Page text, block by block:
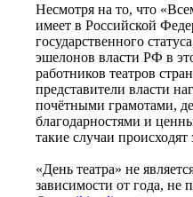
Несмотря на то, что
имеет в Российской
государственного
эшелонов власти РФ в
работников театров
представители власти
почётными грамотами,
благодарностями и
такие случаи происходят
«День театра» не
зависимости от года, не